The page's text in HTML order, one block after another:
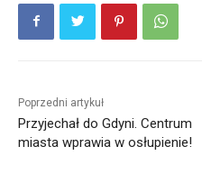
Poprzedni artykuł
Przyjechał do Gdyni. Centrum
miasta wprawia w osłupienie!